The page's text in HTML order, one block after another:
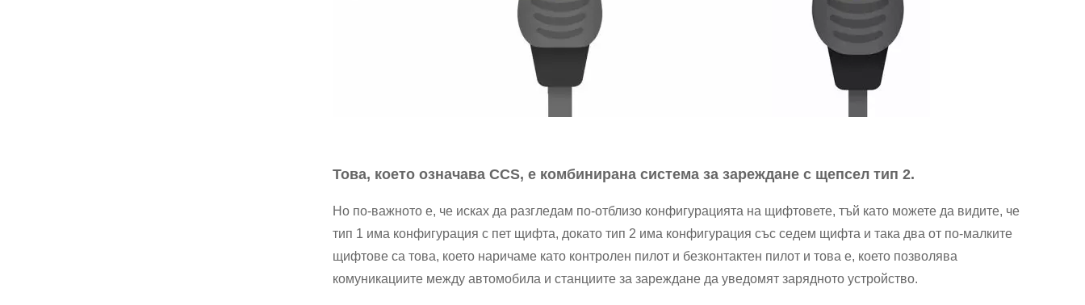
Това, което означава CCS, е комбинирана система за зареждане с щепсел тип 2.
Но по-важното е, че исках да разгледам по-отблизо конфигурацията на щифтовете, тъй като можете да видите, че
тип 1 има конфигурация с пет щифта, докато тип 2 има конфигурация със седем щифта и така два от по-малките
щифтове са това, което наричаме като контролен пилот и безконтактен пилот и това е, което позволява
комуникациите между автомобила и станциите за зареждане да уведомят зарядното устройство.